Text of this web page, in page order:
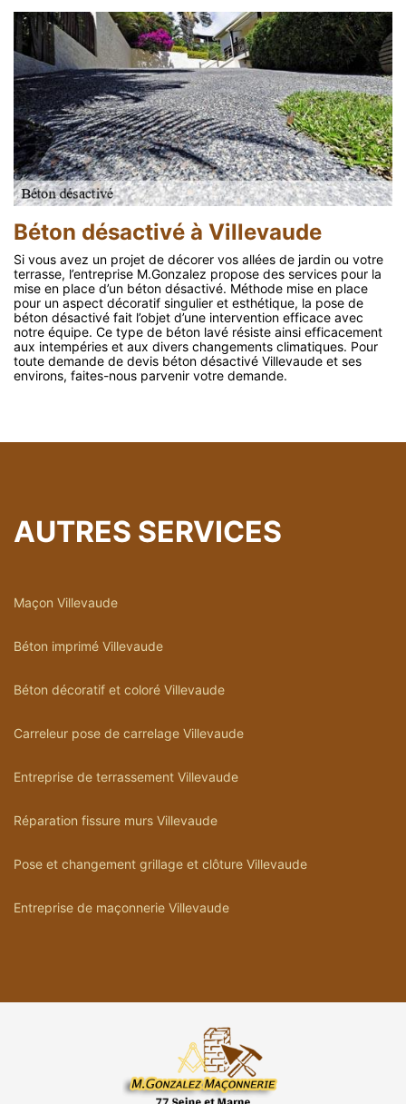
Béton désactivé à Villevaude
Si vous avez un projet de décorer vos allées de jardin ou votre
terrasse, l’entreprise M.Gonzalez propose des services pour la
mise en place d’un béton désactivé. Méthode mise en place
pour un aspect décoratif singulier et esthétique, la pose de
béton désactivé fait l’objet d’une intervention efficace avec
notre équipe. Ce type de béton lavé résiste ainsi efficacement
aux intempéries et aux divers changements climatiques. Pour
toute demande de devis béton désactivé Villevaude et ses
environs, faites-nous parvenir votre demande.
AUTRES SERVICES
Maçon Villevaude
Béton imprimé Villevaude
Béton décoratif et coloré Villevaude
Carreleur pose de carrelage Villevaude
Entreprise de terrassement Villevaude
Réparation fissure murs Villevaude
Pose et changement grillage et clôture Villevaude
Entreprise de maçonnerie Villevaude